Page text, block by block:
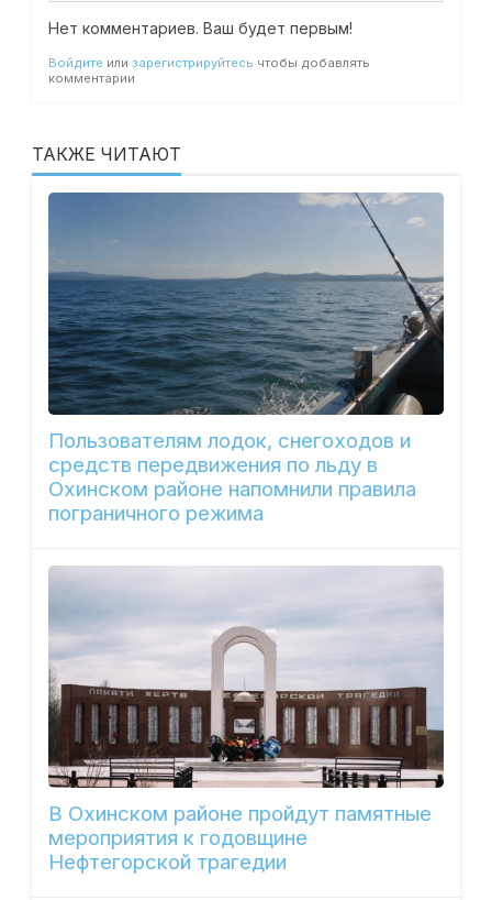
Нет комментариев. Ваш будет первым!
Войдите или зарегистрируйтесь чтобы добавлять
комментарии
ТАКЖЕ ЧИТАЮТ
Пользователям лодок, снегоходов и
средств передвижения по льду в
Охинском районе напомнили правила
пограничного режима
В Охинском районе пройдут памятные
мероприятия к годовщине
Нефтегорской трагедии